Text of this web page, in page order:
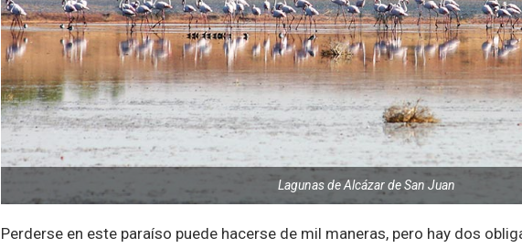
Lagunas de Alcázar de San Juan
Perderse en este paraíso puede hacerse de mil maneras, pero hay dos